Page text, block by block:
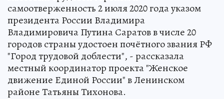
самоотверженность 2 июля 2020 года указом
президента России Владимира
Владимировича Путина Саратов в числе 20
городов страны удостоен почётного звания РФ
"Город трудовой доблести", - рассказала
местный координатор проекта "Женское
движение Единой России" в Ленинском
районе Татьяны Тихонова.